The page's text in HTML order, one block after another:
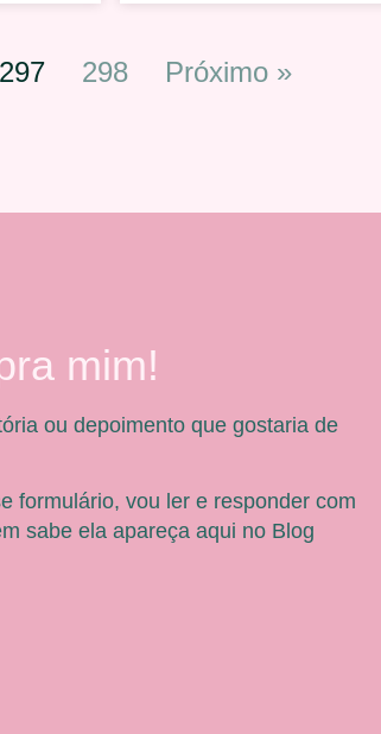
297 298 Próximo »
mim!
ou depoimento que gostaria de
formulário, vou ler e responder com
sabe ela apareça aqui no Blog